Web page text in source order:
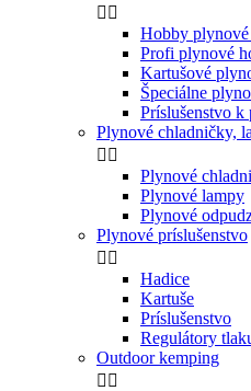
 
Hobby
Profi plynové
Kartušové
Špeciálne
Príslušenstvo
Plynové chladničky,
 
Plynové
Plynové lampy
Plynové
Plynové príslušenstvo
 
Hadice
Kartuše
Príslušenstvo
Regulátory
Outdoor kemping
 